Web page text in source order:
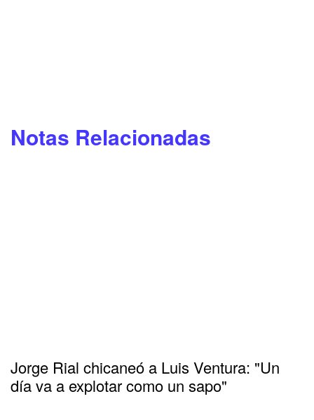
Notas Relacionadas
Jorge Rial chicaneó a Luis Ventura: "Un
día va a explotar como un sapo"